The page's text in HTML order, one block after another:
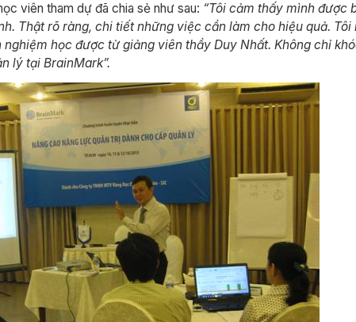
viên tham dự đã chia sẻ như sau: “Tôi cảm thấy mình được
Thật rõ ràng, chi tiết những việc cần làm cho hiệu quả.
học được từ giảng viên thầy Duy Nhất. Không chỉ
lý tại BrainMark”.